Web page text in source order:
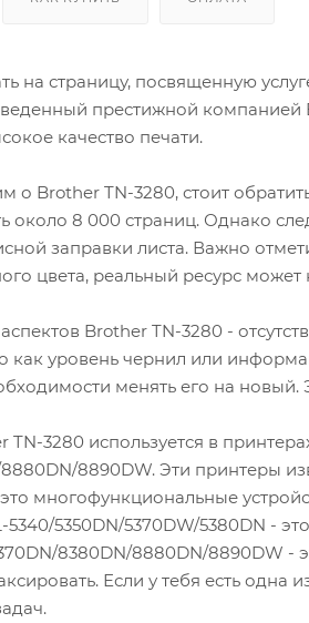
на страницу, посвященную
престижной компанией
качество печати.
о Brother TN-3280, стоит
около 8 000 страниц. Однако
заправки листа. Важно
цвета, реальный ресурс может
Brother TN-3280 -
как уровень чернил или
менять его на
3280 используется в
8890DW. Эти принтеры
многофункциональные
5340/5350DN/5370DW/5380DN -
8380DN/8880DN/8890DW -
Если у тебя есть